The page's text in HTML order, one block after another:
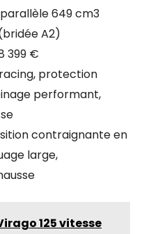
649 cm3
A2)
399 €
protection
performant,
contraignante en
large,
125 vitesse